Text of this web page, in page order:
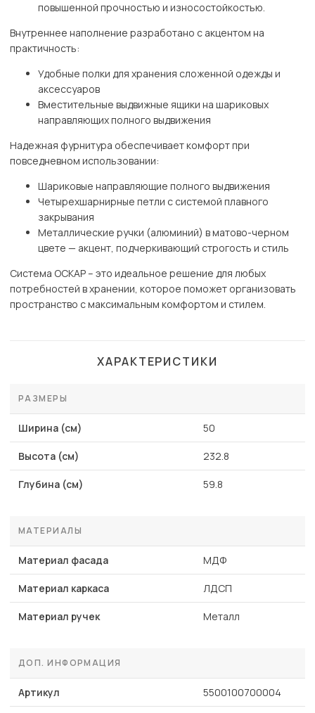
повышенной прочностью и износостойкостью.
Внутреннее наполнение разработано с акцентом на
практичность:
Удобные полки для хранения сложенной одежды и
аксессуаров
Вместительные выдвижные ящики на шариковых
направляющих полного выдвижения
Надежная фурнитура обеспечивает комфорт при
повседневном использовании:
Шариковые направляющие полного выдвижения
Четырехшарнирные петли с системой плавного
закрывания
Металлические ручки (алюминий) в матово-черном
цвете — акцент, подчеркивающий строгость и стиль
Система ОСКАР – это идеальное решение для любых
потребностей в хранении, которое поможет организовать
пространство с максимальным комфортом и стилем.
ХАРАКТЕРИСТИКИ
РАЗМЕРЫ
Ширина (см) 50
Высота (см) 232.8
Глубина (см) 59.8
МАТЕРИАЛЫ
Материал фасада МДФ
Материал каркаса ЛДСП
Материал ручек Металл
ДОП. ИНФОРМАЦИЯ
Артикул 5500100700004